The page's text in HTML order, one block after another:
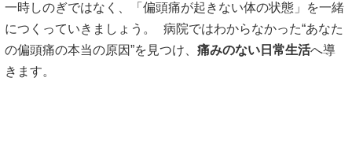
一時しのぎではなく、「偏頭痛が起きない体の状態」を一緒
につくっていきましょう。 病院ではわからなかった“あなた
の偏頭痛の本当の原因”を見つけ、 痛みのない日常生活へ導
きます。